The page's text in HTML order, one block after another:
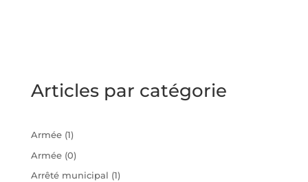
Articles par catégorie
Armée(1)
Armée(0)
Arrêté municipal (1)